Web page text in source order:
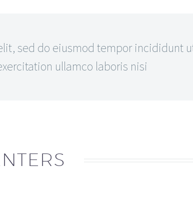
sed do eiusmod tempor incididunt
ullamco laboris nisi